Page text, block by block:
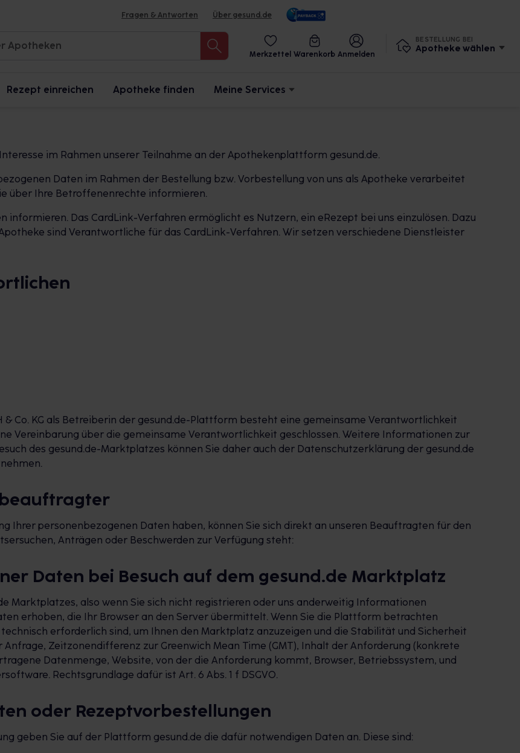
Fragen & Antworten Über gesund.de
Merkzettel Warenkorb Anmelden
BESTELLUNG BEI
Apotheke wählen
Rezept einreichen Apotheke finden Meine Services
im Rahmen unserer Teilnahme an der Apothekenplattform gesund.de.
Daten im Rahmen der Bestellung bzw. Vorbestellung von uns als Apotheke verarbeitet
über Ihre Betroffenenrechte informieren.
informieren. Das CardLink-Verfahren ermöglicht es Nutzern, ein eRezept bei uns einzulösen. Dazu
sind Verantwortliche für das CardLink-Verfahren. Wir setzen verschiedene Dienstleister
& Co. KG als Betreiberin der gesund.de-Plattform besteht eine gemeinsame Verantwortlichkeit
Vereinbarung über die gemeinsame Verantwortlichkeit geschlossen. Weitere Informationen zur
des gesund.de-Marktplatzes können Sie daher auch der Datenschutzerklärung der gesund.de
Ihrer personenbezogenen Daten haben, können Sie sich direkt an unseren Beauftragten für den
Anträgen oder Beschwerden zur Verfügung steht:
Daten bei Besuch auf dem gesund.de Marktplatz
Marktplatzes, also wenn Sie sich nicht registrieren oder uns anderweitig Informationen
erhoben, die Ihr Browser an den Server übermittelt. Wenn Sie die Plattform betrachten
erforderlich sind, um Ihnen den Marktplatz anzuzeigen und die Stabilität und Sicherheit
Zeitzonendifferenz zur Greenwich Mean Time (GMT), Inhalt der Anforderung (konkrete
Datenmenge, Website, von der die Anforderung kommt, Browser, Betriebssystem, und
Rechtsgrundlage dafür ist Art. 6 Abs. 1 f DSGVO.
oder Rezeptvorbestellungen
geben Sie auf der Plattform gesund.de die dafür notwendigen Daten an. Diese sind: